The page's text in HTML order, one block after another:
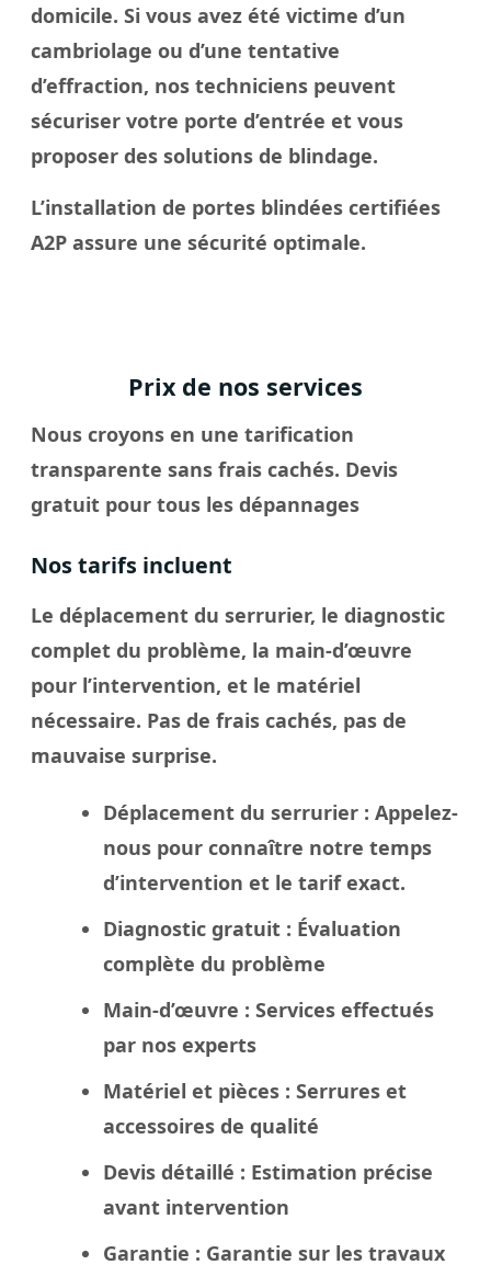
domicile. Si vous avez été victime d’un
cambriolage ou d’une tentative
d’effraction, nos techniciens peuvent
sécuriser votre porte d’entrée et vous
proposer des solutions de blindage.
L’installation de portes blindées certifiées
A2P assure une sécurité optimale.
Prix de nos services
Nous croyons en une tarification
transparente sans frais cachés. Devis
gratuit pour tous les dépannages
Nos tarifs incluent
Le déplacement du serrurier, le diagnostic
complet du problème, la main-d’œuvre
pour l’intervention, et le matériel
nécessaire. Pas de frais cachés, pas de
mauvaise surprise.
Déplacement du serrurier : Appelez-
nous pour connaître notre temps
d’intervention et le tarif exact.
Diagnostic gratuit : Évaluation
complète du problème
Main-d’œuvre : Services effectués
par nos experts
Matériel et pièces : Serrures et
accessoires de qualité
Devis détaillé : Estimation précise
avant intervention
Garantie : Garantie sur les travaux